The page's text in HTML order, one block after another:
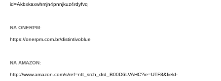
id=Akbxkaxwhmjn4pnnjkuz4rdyfvq
NA ONERPM:
https://onerpm.com.br/distintivoblue
NA AMAZON:
http://www.amazon.com/s/ref=ntt_srch_drd_B00D6LVAHC?ie=UTF8&field-